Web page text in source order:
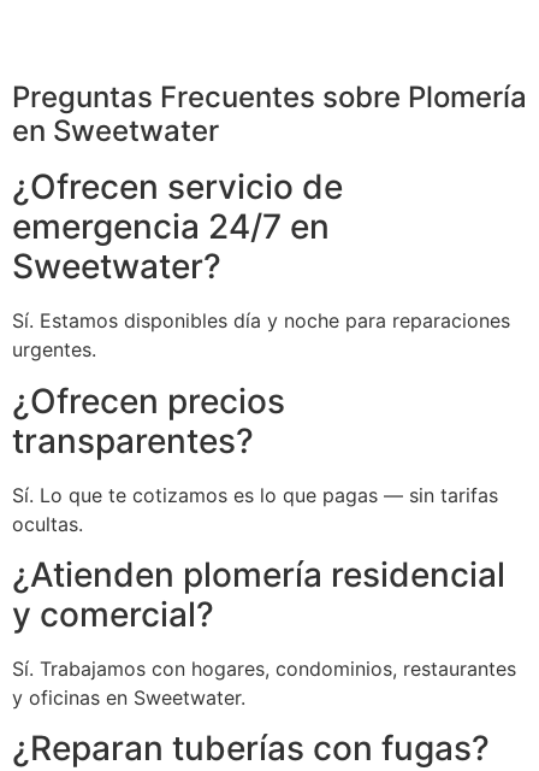
Preguntas Frecuentes sobre Plomería
en Sweetwater
¿Ofrecen servicio de
emergencia 24/7 en
Sweetwater?
Sí. Estamos disponibles día y noche para reparaciones
urgentes.
¿Ofrecen precios
transparentes?
Sí. Lo que te cotizamos es lo que pagas — sin tarifas
ocultas.
¿Atienden plomería residencial
y comercial?
Sí. Trabajamos con hogares, condominios, restaurantes
y oficinas en Sweetwater.
¿Reparan tuberías con fugas?